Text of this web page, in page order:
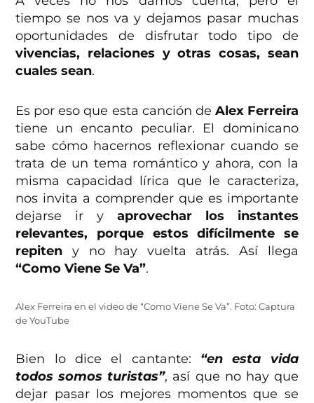
tiempo se nos va y dejamos pasar muchas
oportunidades de disfrutar todo tipo de
vivencias, relaciones y otras cosas, sean
cuales sean.
Es por eso que esta canción de Alex Ferreira
tiene un encanto peculiar. El dominicano
sabe cómo hacernos reflexionar cuando se
trata de un tema romántico y ahora, con la
misma capacidad lírica que le caracteriza,
nos invita a comprender que es importante
dejarse ir y aprovechar los instantes
relevantes, porque estos difícilmente se
repiten y no hay vuelta atrás. Así llega
“Como Viene Se Va”.
Alex Ferreira en el video de “Como Viene Se Va”. Foto: Captura
de YouTube
Bien lo dice el cantante: “en esta vida
todos somos turistas”, así que no hay que
dejar pasar los mejores momentos que se